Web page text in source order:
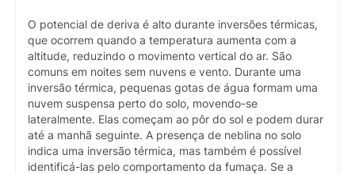
O potencial de deriva é alto durante inversões térmicas,
que ocorrem quando a temperatura aumenta com a
altitude, reduzindo o movimento vertical do ar. São
comuns em noites sem nuvens e vento. Durante uma
inversão térmica, pequenas gotas de água formam uma
nuvem suspensa perto do solo, movendo-se
lateralmente. Elas começam ao pôr do sol e podem durar
até a manhã seguinte. A presença de neblina no solo
indica uma inversão térmica, mas também é possível
identificá-las pelo comportamento da fumaça. Se a